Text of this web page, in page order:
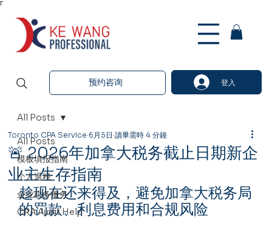
Γ
预约咨询 登入
All Posts
模板填报指南
个人退税
企业税务服务
CRA Audit Help
All Posts
🚨 2026年加拿大税务截止日期新企
业主生存指南
Toronto CPA Service 6月5日 讀畢需時 4 分鐘
趁现在还来得及，避免加拿大税务局
的罚款、利息费用和合规风险